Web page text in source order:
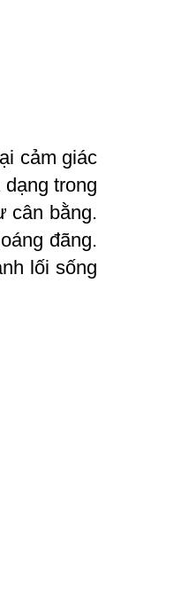
cảm giác
trong
cân bằng.
đãng.
lối sống